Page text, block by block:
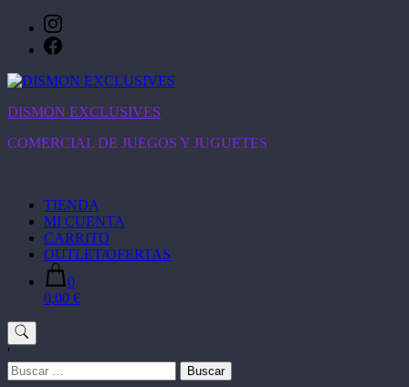
contenido
DISMON EXCLUSIVES
COMERCIAL DE JUEGOS Y JUGUETES
TIENDA
MI CUENTA
CARRITO
OUTLET/OFERTAS
0
0,00 €
'
Buscar: